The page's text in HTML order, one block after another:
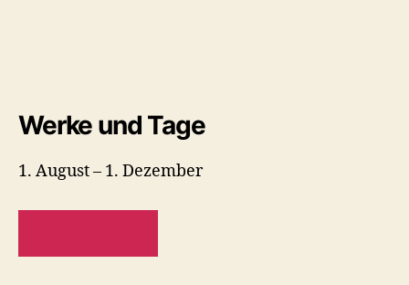
Werke und Tage
1. August – 1. Dezember